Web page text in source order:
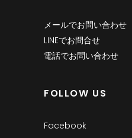
メールでお問い合わせ
LINEでお問合せ
電話でお問い合わせ
FOLLOW US
Facebook